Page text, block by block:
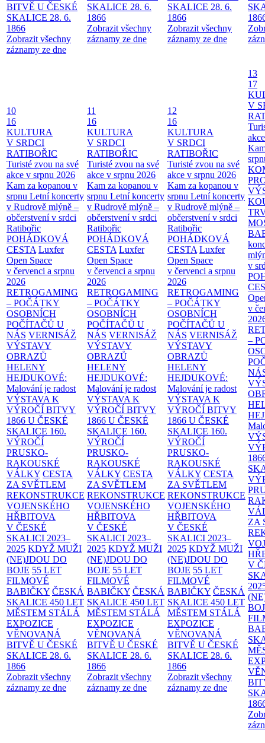
BITVĚ U ČESKÉ
SKALICE 28. 6.
1866
Zobrazit všechny
záznamy ze dne
SKALICE 28. 6.
1866
Zobrazit všechny
záznamy ze dne
SKALICE 28. 6.
1866
Zobrazit všechny
záznamy ze dne
10
16
KULTURA
V SRDCI
RATIBOŘIC
Turisté zvou na své
akce v srpnu 2026
Kam za kopanou v
srpnu Letní koncerty
v Rudrově mlýně –
občerstvení v srdci
Ratibořic
POHÁDKOVÁ
CESTA Luxfer
Open Space
v červenci a srpnu
2026
RETROGAMING
– POČÁTKY
OSOBNÍCH
POČÍTAČŮ U
NÁS VERNISÁŽ
VÝSTAVY
OBRAZŮ
HELENY
HEJDUKOVÉ:
Malování je radost
VÝSTAVA K
VÝROČÍ BITVY
1866 U ČESKÉ
SKALICE 160.
VÝROČÍ
PRUSKO-
RAKOUSKÉ
VÁLKY CESTA
ZA SVĚTLEM
REKONSTRUKCE
VOJENSKÉHO
HŘBITOVA
V ČESKÉ
SKALICI 2023–
2025 KDYŽ MUŽI
(NE)JDOU DO
BOJE 55 LET
FILMOVÉ
BABIČKY ČESKÁ
SKALICE 450 LET
MĚSTEM STÁLÁ
EXPOZICE
VĚNOVANÁ
BITVĚ U ČESKÉ
SKALICE 28. 6.
1866
Zobrazit všechny
záznamy ze dne
11
16
KULTURA
V SRDCI
RATIBOŘIC
Turisté zvou na své
akce v srpnu 2026
Kam za kopanou v
srpnu Letní koncerty
v Rudrově mlýně –
občerstvení v srdci
Ratibořic
POHÁDKOVÁ
CESTA Luxfer
Open Space
v červenci a srpnu
2026
RETROGAMING
– POČÁTKY
OSOBNÍCH
POČÍTAČŮ U
NÁS VERNISÁŽ
VÝSTAVY
OBRAZŮ
HELENY
HEJDUKOVÉ:
Malování je radost
VÝSTAVA K
VÝROČÍ BITVY
1866 U ČESKÉ
SKALICE 160.
VÝROČÍ
PRUSKO-
RAKOUSKÉ
VÁLKY CESTA
ZA SVĚTLEM
REKONSTRUKCE
VOJENSKÉHO
HŘBITOVA
V ČESKÉ
SKALICI 2023–
2025 KDYŽ MUŽI
(NE)JDOU DO
BOJE 55 LET
FILMOVÉ
BABIČKY ČESKÁ
SKALICE 450 LET
MĚSTEM STÁLÁ
EXPOZICE
VĚNOVANÁ
BITVĚ U ČESKÉ
SKALICE 28. 6.
1866
Zobrazit všechny
záznamy ze dne
12
16
KULTURA
V SRDCI
RATIBOŘIC
Turisté zvou na své
akce v srpnu 2026
Kam za kopanou v
srpnu Letní koncerty
v Rudrově mlýně –
občerstvení v srdci
Ratibořic
POHÁDKOVÁ
CESTA Luxfer
Open Space
v červenci a srpnu
2026
RETROGAMING
– POČÁTKY
OSOBNÍCH
POČÍTAČŮ U
NÁS VERNISÁŽ
VÝSTAVY
OBRAZŮ
HELENY
HEJDUKOVÉ:
Malování je radost
VÝSTAVA K
VÝROČÍ BITVY
1866 U ČESKÉ
SKALICE 160.
VÝROČÍ
PRUSKO-
RAKOUSKÉ
VÁLKY CESTA
ZA SVĚTLEM
REKONSTRUKCE
VOJENSKÉHO
HŘBITOVA
V ČESKÉ
SKALICI 2023–
2025 KDYŽ MUŽI
(NE)JDOU DO
BOJE 55 LET
FILMOVÉ
BABIČKY ČESKÁ
SKALICE 450 LET
MĚSTEM STÁLÁ
EXPOZICE
VĚNOVANÁ
BITVĚ U ČESKÉ
SKALICE 28. 6.
1866
Zobrazit všechny
záznamy ze dne
13
17
V
v
v
–
ZA
V